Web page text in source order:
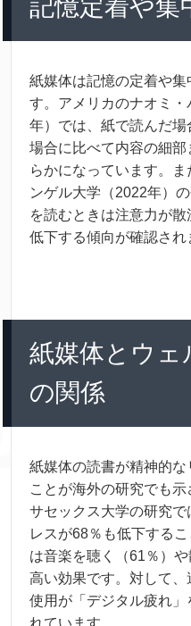
記憶定着や集
紙媒体は記憶の定着や集
す。アメリカのナオミ・
年）では、 紙で読んだ場
場合に比べて内容の細部
らかになっています。
ンゲル大学 （2022年）の
を読むときは注意力が散
低下する傾向が確認され
紙媒体とウ
の関係
紙媒体の読書が精神的な
ことが海外の研究でも示
サセックス大学の研究で
レスが68％も低下する
は音楽を聴 く（61％）や
高い効果です。 対して、
使用 が「デジタル疲れ」